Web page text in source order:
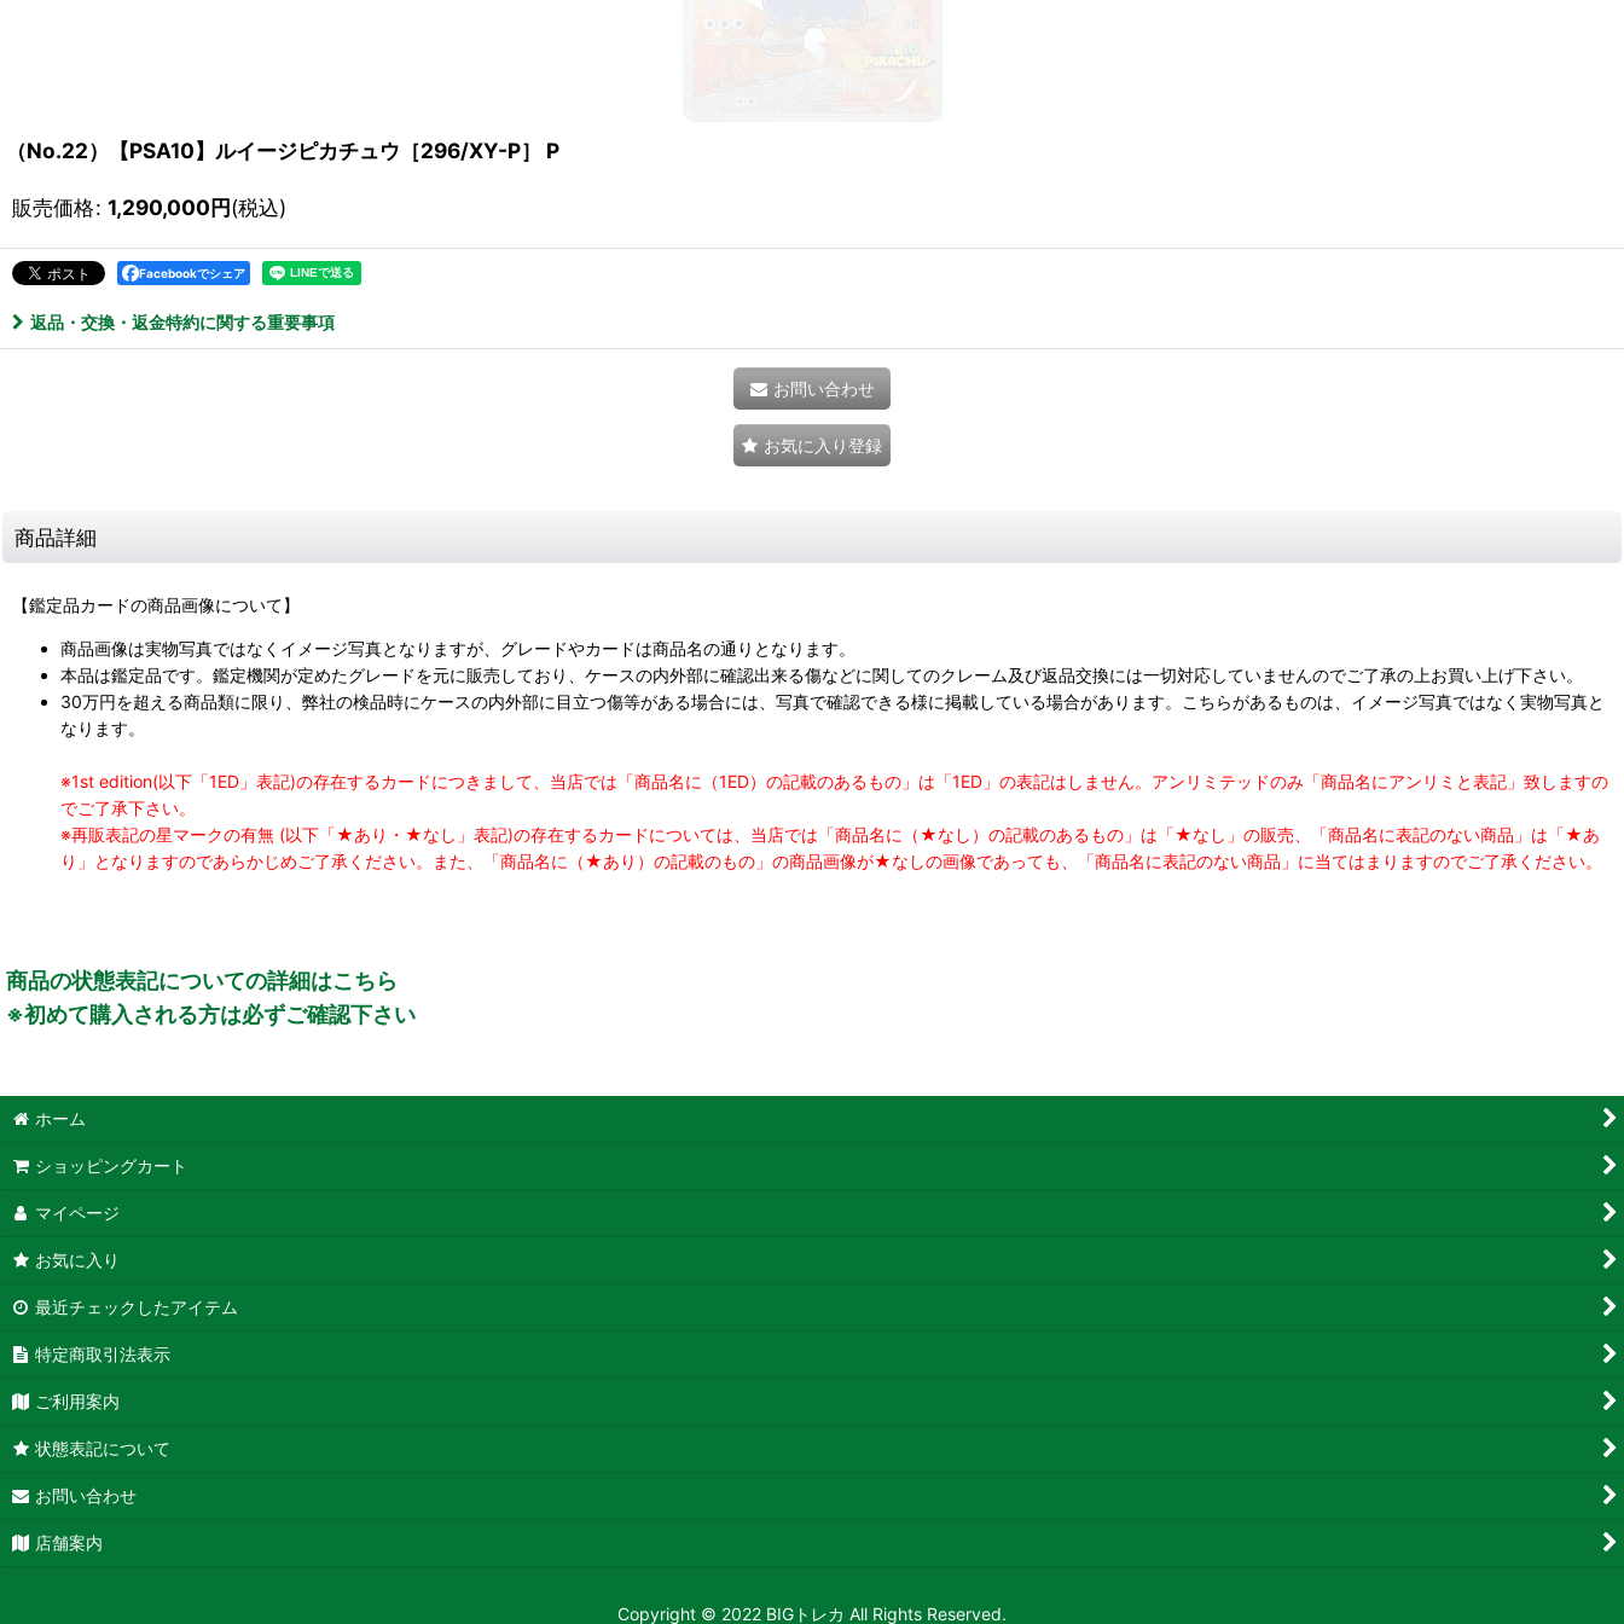
（No.22）【PSA10】ルイージピカチュウ［296/XY-P］ P
販売価格: 1,290,000円(税込)
Facebookでシェア
返品・交換・返金特約に関する重要事項
お問い合わせ
お気に入り登録
商品詳細
【鑑定品カードの商品画像について】
商品画像は実物写真ではなくイメージ写真となりますが、グレードやカードは商品名の通りとなります。
本品は鑑定品です。鑑定機関が定めたグレードを元に販売しており、ケースの内外部に確認出来る傷などに関してのクレーム及び返品交換には一切対応していませんのでご了承の上お買い上げ下さい。
30万円を超える商品類に限り、弊社の検品時にケースの内外部に目立つ傷等がある場合には、写真で確認できる様に掲載している場合があります。こちらがあるものは、イメージ写真ではなく実物写真と
なります。
※1st edition(以下「1ED」表記)の存在するカードにつきまして、当店では「商品名に（1ED）の記載のあるもの」は「1ED」の表記はしません。アンリミテッドのみ「商品名にアンリミと表記」致しますの
でご了承下さい。
※再販表記の星マークの有無 (以下「★あり・★なし」表記)の存在するカードについては、当店では「商品名に（★なし）の記載のあるもの」は「★なし」の販売、「商品名に表記のない商品」は「★あ
り」となりますのであらかじめご了承ください。また、「商品名に（★あり）の記載のもの」の商品画像が★なしの画像であっても、「商品名に表記のない商品」に当てはまりますのでご了承ください。
商品の状態表記についての詳細はこちら
※初めて購入される方は必ずご確認下さい
ホーム
ショッピングカート
マイページ
お気に入り
最近チェックしたアイテム
特定商取引法表示
ご利用案内
状態表記について
お問い合わせ
店舗案内
Copyright © 2022 BIGトレカ All Rights Reserved.